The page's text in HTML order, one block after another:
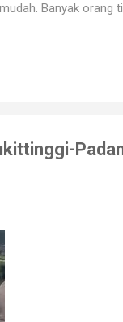
Banyak orang
banyak orang
kehidupan.